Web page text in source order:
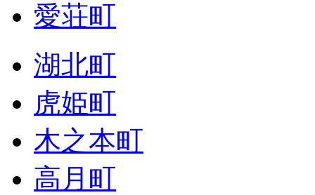
愛荘町
湖北町
虎姫町
木之本町
高月町